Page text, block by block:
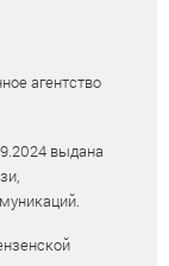
агентство
выдана